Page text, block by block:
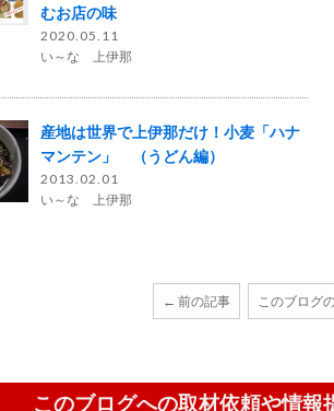
むお店の味
2020.05.11
い～な 上伊那
産地は世界で上伊那だけ！小麦「ハナ
マンテン」 （うどん編）
2013.02.01
い～な 上伊那
← 前の記事 このブログ
このブログへの取材依頼や情報